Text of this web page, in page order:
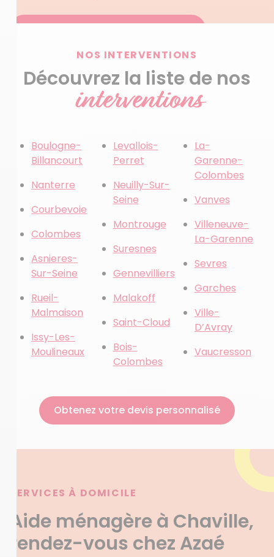
NOS INTERVENTIONS
Découvrez la liste de nos
interventions
Boulogne-
Billancourt
Nanterre
Courbevoie
Colombes
Asnieres-
Sur-Seine
Rueil-
Malmaison
Issy-Les-
Moulineaux
Levallois-
Perret
Neuilly-Sur-
Seine
Montrouge
Suresnes
Gennevilliers
Malakoff
Saint-Cloud
Bois-
Colombes
La-
Garenne-
Colombes
Vanves
Villeneuve-
La-Garenne
Sevres
Garches
Ville-
D’Avray
Vaucresson
Obtenez votre devis personnalisé
SERVICES À DOMICILE
Aide ménagère à Chaville,
rendez-vous chez Azaé